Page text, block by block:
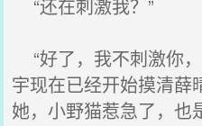
“还在刺激我？”
“好了，我不刺激你
宇现在已经开始摸清薛
她，小野猫惹急了，也